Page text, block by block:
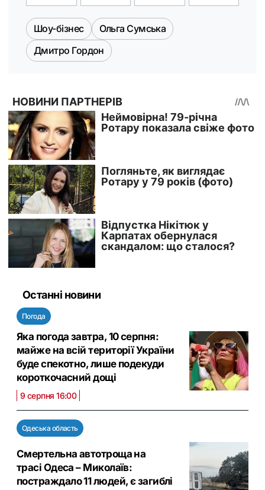
Шоу-бізнес
Ольга Сумська
Дмитро Гордон
Останні новини
Погода
Яка погода завтра, 10 серпня:
майже на всій території України
буде спекотно, лише подекуди
короткочасний дощі
9 серпня 16:00
Одеська область
Смертельна автотроща на
трасі Одеса – Миколаїв:
постраждало 11 людей, є загиблі